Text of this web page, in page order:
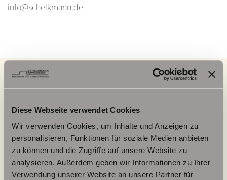
Diese Webseite verwendet Cookies
Wir verwenden Cookies, um Inhalte und Anzeigen zu
personalisieren, Funktionen für soziale Medien anbieten
zu können und die Zugriffe auf unsere Website zu
analysieren. Außerdem geben wir Informationen zu Ihrer
Verwendung unserer Website an unsere Partner für
info@schelkmann.de
115,40 kWh / (m²*a)
Energieverbrauchskennwert